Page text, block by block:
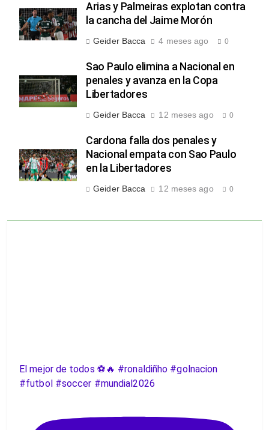
Arias y Palmeiras explotan contra
la cancha del Jaime Morón
Geider Bacca 4 meses ago 0
Sao Paulo elimina a Nacional en
penales y avanza en la Copa
Libertadores
Geider Bacca 12 meses ago 0
Cardona falla dos penales y
Nacional empata con Sao Paulo
en la Libertadores
Geider Bacca 12 meses ago 0
El mejor de todos ⚽️🔥 #ronaldiñho #golnacion
#futbol #soccer #mundial2026